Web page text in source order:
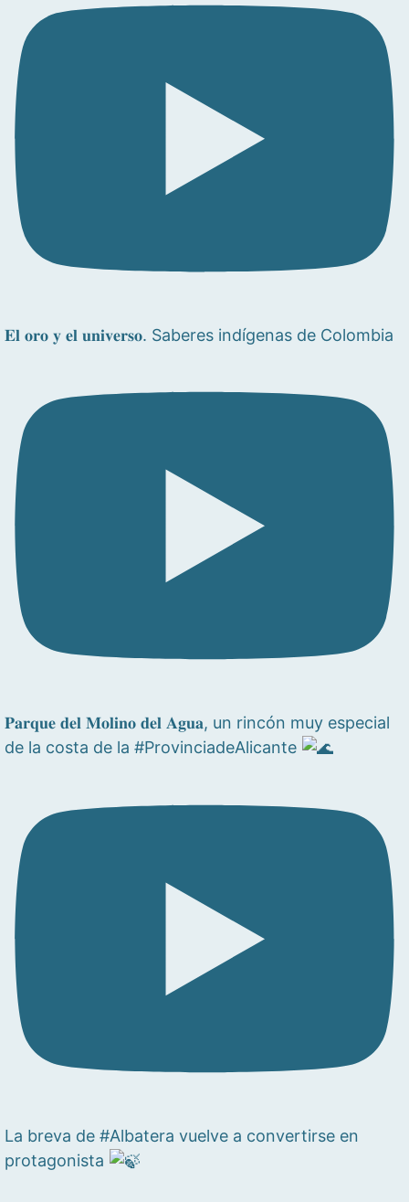
𝐄𝐥 𝐨𝐫𝐨 𝐲 𝐞𝐥 𝐮𝐧𝐢𝐯𝐞𝐫𝐬𝐨. Saberes indígenas de Colombia
𝐏𝐚𝐫𝐪𝐮𝐞 𝐝𝐞𝐥 𝐌𝐨𝐥𝐢𝐧𝐨 𝐝𝐞𝐥 𝐀𝐠𝐮𝐚, un rincón muy especial
de la costa de la #ProvinciadeAlicante
La breva de #Albatera vuelve a convertirse en
protagonista